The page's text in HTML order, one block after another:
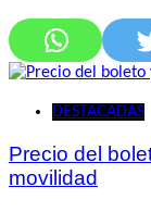
DESTACADAS
Precio del
movilidad